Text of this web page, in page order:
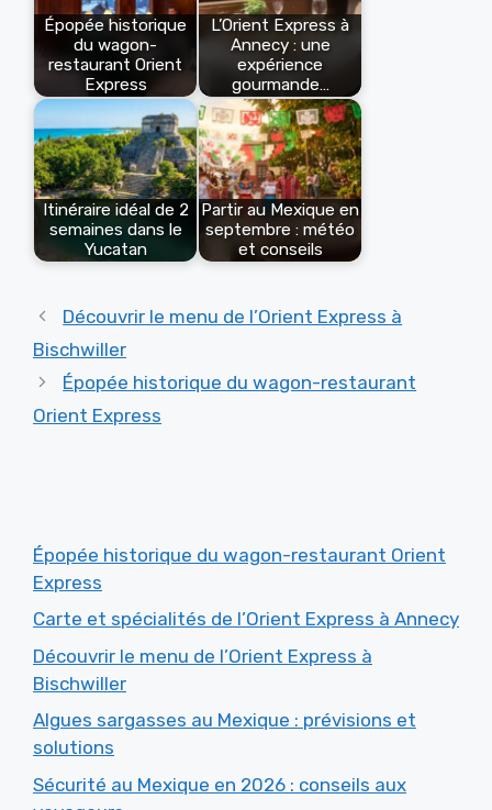
Épopée historique
du wagon-
restaurant Orient
Express
L’Orient Express à
Annecy : une
expérience
gourmande…
Itinéraire idéal de 2
semaines dans le
Yucatan
Partir au Mexique en
septembre : météo
et conseils
Découvrir le menu de l’Orient Express à
Bischwiller
Épopée historique du wagon-restaurant
Orient Express
Épopée historique du wagon-restaurant Orient
Express
Carte et spécialités de l’Orient Express à Annecy
Découvrir le menu de l’Orient Express à
Bischwiller
Algues sargasses au Mexique : prévisions et
solutions
Sécurité au Mexique en 2026 : conseils aux